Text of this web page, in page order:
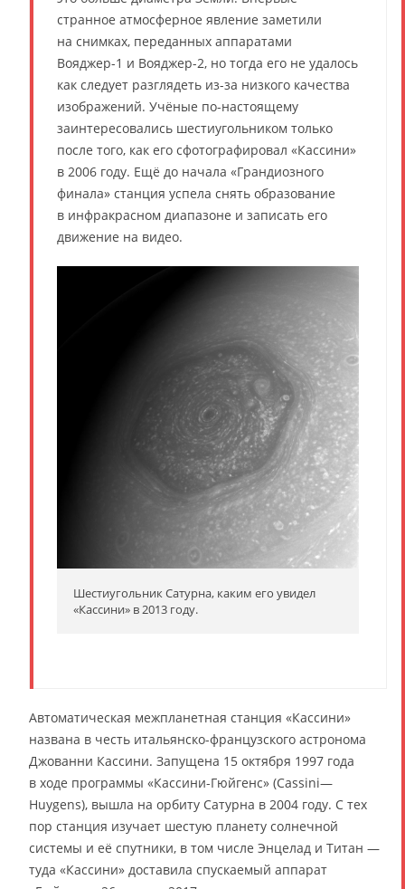
странное атмосферное явление заметили
на снимках, переданных аппаратами
Вояджер-1 и Вояджер-2, но тогда его не удалось
как следует разглядеть из-за низкого качества
изображений. Учёные по-настоящему
заинтересовались шестиугольником только
после того, как его сфотографировал «Кассини»
в 2006 году. Ещё до начала «Грандиозного
финала» станция успела снять образование
в инфракрасном диапазоне и записать его
движение на видео.
Шестиугольник Сатурна, каким его увидел
«Кассини» в 2013 году.
Автоматическая межпланетная станция «Кассини»
названа в честь итальянско-французского астронома
Джованни Кассини. Запущена 15 октября 1997 года
в ходе программы «Кассини-Гюйгенс» (Cassini—
Huygens), вышла на орбиту Сатурна в 2004 году. С тех
пор станция изучает шестую планету солнечной
системы и её спутники, в том числе Энцелад и Титан —
туда «Кассини» доставила спускаемый аппарат